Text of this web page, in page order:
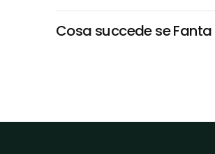
Cosa succede se